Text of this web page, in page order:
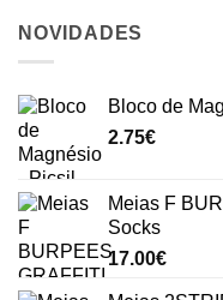
NOVIDADES
Bloco de
2.75€
Meias F
Socks
17.00€